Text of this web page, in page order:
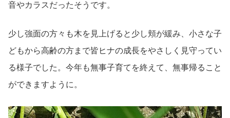
音やカラスだったそうです。
少し強面の方々も木を見上げると少し頬が緩み、小さな子
どもから高齢の方まで皆ヒナの成長をやさしく見守ってい
る様子でした。今年も無事子育てを終えて、無事帰ること
ができますように。